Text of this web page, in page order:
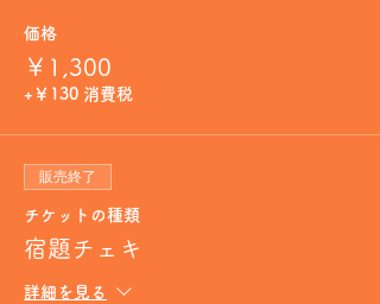
価格
￥1,300
+￥130 消費税
販売終了
チケットの種類
宿題チェキ
詳細を見る